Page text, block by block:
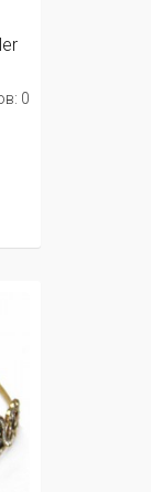
0